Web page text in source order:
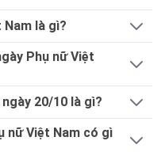
Nam là gì?
Phụ nữ Việt
20/10 là gì?
nữ Việt Nam có gì